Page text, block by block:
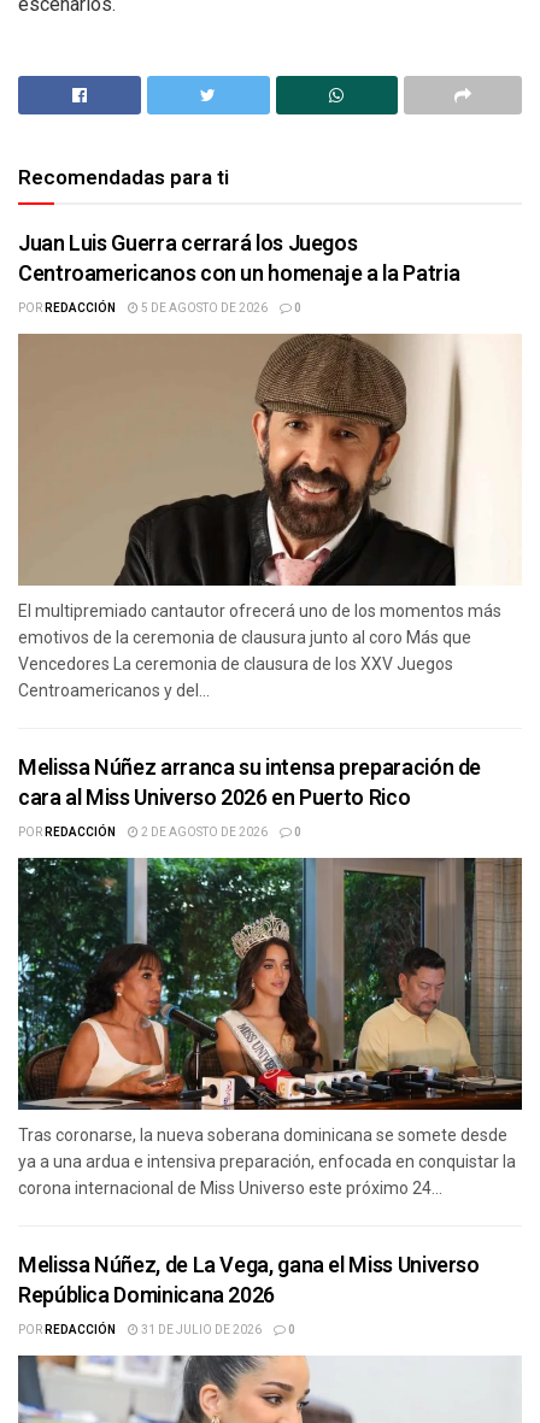
Recomendadas para ti
Juan Luis Guerra cerrará los Juegos
Centroamericanos con un homenaje a la Patria
PORREDACCIÓN 5 DE AGOSTO DE 2026 0
El multipremiado cantautor ofrecerá uno de los momentos más
emotivos de la ceremonia de clausura junto al coro Más que
Vencedores La ceremonia de clausura de los XXV Juegos
Centroamericanos y del...
Melissa Núñez arranca su intensa preparación de
cara al Miss Universo 2026 en Puerto Rico
PORREDACCIÓN 2 DE AGOSTO DE 2026 0
Tras coronarse, la nueva soberana dominicana se somete desde
ya a una ardua e intensiva preparación, enfocada en conquistar la
corona internacional de Miss Universo este próximo 24...
Melissa Núñez, de La Vega, gana el Miss Universo
República Dominicana 2026
PORREDACCIÓN 31 DE JULIO DE 2026 0